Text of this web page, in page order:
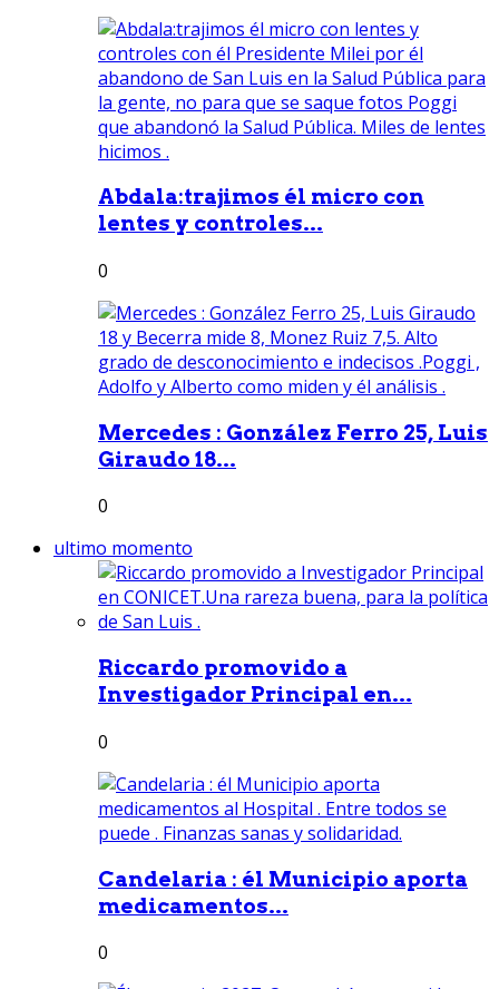
Abdala:trajimos él micro con
lentes y controles...
0
Mercedes : González Ferro 25, Luis
Giraudo 18...
0
ultimo momento
Riccardo promovido a
Investigador Principal en...
0
Candelaria : él Municipio aporta
medicamentos...
0